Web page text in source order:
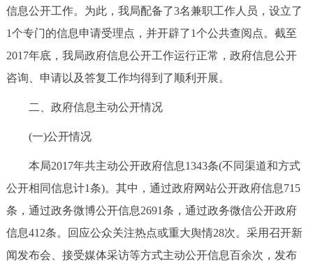
12345网上接诉即办 我要咨询 我要建议
参与调查 在线访谈
走进北京
北京概况
绿色北京 图说北京 视频北京
多语种
ENGLISH 한국어 日本語
信息公开工作。为此，我局配备了3名兼职工作人员，设立了
1个专门的信息申请受理点，并开辟了1个公共查阅点。截至
2017年底，我局政府信息公开工作运行正常，政府信息公开
咨询、申请以及答复工作均得到了顺利开展。
二、政府信息主动公开情况
(一)公开情况
本局2017年共主动公开政府信息1343条(不同渠道和方式
公开相同信息计1条)。其中，通过政府网站公开政府信息715
条，通过政务微博公开信息2691条，通过政务微信公开政府
信息412条。回应公众关注热点或重大舆情28次。采用召开新
闻发布会、接受媒体采访等方式主动公开信息百余次，发布